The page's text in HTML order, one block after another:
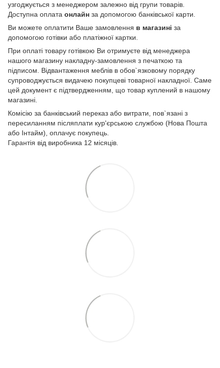
узгоджується з менеджером залежно від групи товарів.
Доступна оплата онлайн за допомогою банківської карти.
Ви можете оплатити Ваше замовлення в магазині за
допомогою готівки або платіжної картки.
При оплаті товару готівкою Ви отримуєте від менеджера
нашого магазину накладну-замовлення з печаткою та
підписом. Відвантаження меблів в обов`язковому порядку
супроводжується видачею покупцеві товарної накладної. Саме
цей документ є підтвердженням, що товар куплений в нашому
магазині.
Комісію за банківський переказ або витрати, пов`язані з
пересиланням післяплати кур'єрською службою (Нова Пошта
або Інтайм), оплачує покупець.
Гарантія від виробника 12 місяців.